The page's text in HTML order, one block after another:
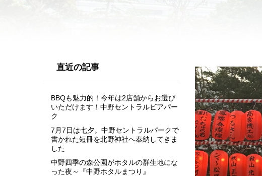
直近の記事
BBQも魅力的！今年は2店舗からお選び
いただけます！中野セントラルビアパー
ク
7月7日は七夕。中野セントラルパークで
書かれた短冊を北野神社へ奉納してきま
した
中野四季の森公園がホタルの群生地にな
った夜～『中野ホタルまつり』